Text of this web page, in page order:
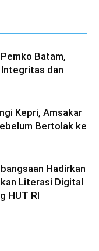
Batam,
dan
Kepri, Amsakar
Bertolak ke
Hadirkan
Literasi Digital
HUT RI